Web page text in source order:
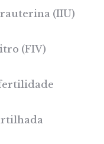
(IIU)
(FIV)